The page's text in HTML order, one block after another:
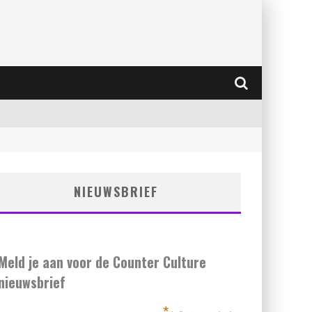
NIEUWSBRIEF
je aan voor de Counter Culture